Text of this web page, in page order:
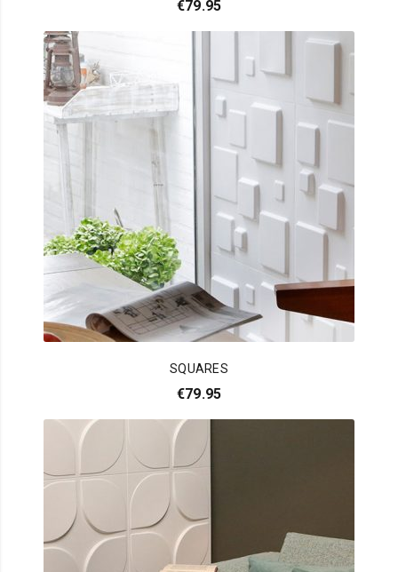
€79.95
SQUARES
€79.95